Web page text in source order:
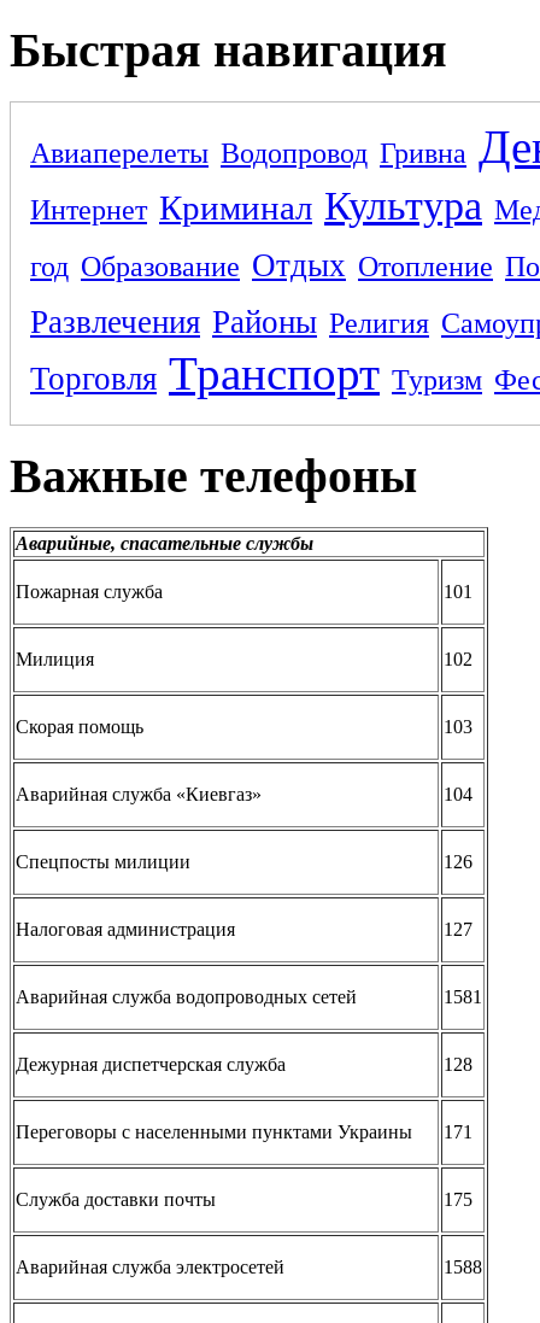
Быстрая навигация
Авиаперелеты Водопровод Гривна
Интернет Криминал Культура
год Образование Отдых Отопление
Развлечения Районы Религия
Торговля Транспорт Туризм
Важные телефоны
Аварийные, спасательные службы
Пожарная служба 101
Милиция 102
Скорая помощь 103
Аварийная служба «Киевгаз» 104
Спецпосты милиции 126
Налоговая администрация 127
Аварийная служба водопроводных сетей 1581
Дежурная диспетчерская служба 128
Переговоры с населенными пунктами Украины 171
Служба доставки почты 175
Аварийная служба электросетей 1588